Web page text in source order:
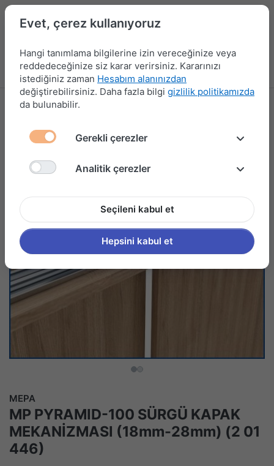
Menü Kampanyalar Yeni Ürünler Giriş yap
MEPA
MP PYRAMID-100 SÜRGÜ KAPAK
MEKANİZMASI (18mm-28mm) (2 01
446)
Evet, çerez kullanıyoruz
Hangi tanımlama bilgilerine izin vereceğinize veya
reddedeceğinize siz karar verirsiniz. Kararınızı
istediğiniz zaman Hesabım alanınızdan
değiştirebilirsiniz. Daha fazla bilgi gizlilik politikamızda
da bulunabilir.
Gerekli çerezler
Analitik çerezler
Seçileni kabul et
Hepsini kabul et